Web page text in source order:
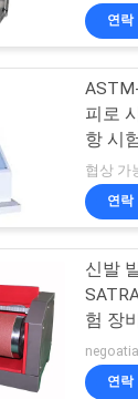
연락
피로
항 시
협상 가
연락
신발
험 장
비
연락